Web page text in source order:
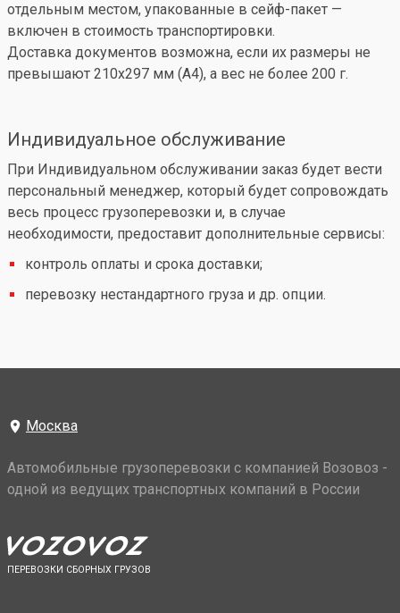
отдельным местом, упакованные в сейф-пакет —
включен в стоимость транспортировки.
Доставка документов возможна, если их размеры не
превышают 210x297 мм (А4), а вес не более 200 г.
Индивидуальное обслуживание
При Индивидуальном обслуживании заказ будет вести
персональный менеджер, который будет сопровождать
весь процесс грузоперевозки и, в случае
необходимости, предоставит дополнительные сервисы:
контроль оплаты и срока доставки;
перевозку нестандартного груза и др. опции.
Москва
Автомобильные грузоперевозки с компанией Возовоз -
одной из ведущих транспортных компаний в России
ПЕРЕВОЗКИ СБОРНЫХ ГРУЗОВ